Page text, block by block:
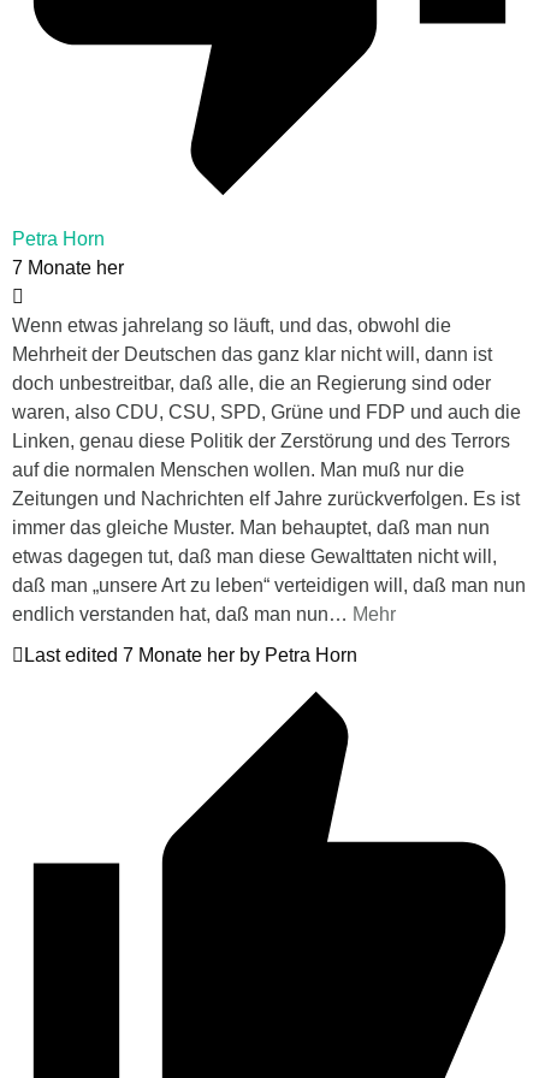
Petra Horn
7 Monate her
Wenn etwas jahrelang so läuft, und das, obwohl die
Mehrheit der Deutschen das ganz klar nicht will, dann ist
doch unbestreitbar, daß alle, die an Regierung sind oder
waren, also CDU, CSU, SPD, Grüne und FDP und auch die
Linken, genau diese Politik der Zerstörung und des Terrors
auf die normalen Menschen wollen. Man muß nur die
Zeitungen und Nachrichten elf Jahre zurückverfolgen. Es ist
immer das gleiche Muster. Man behauptet, daß man nun
etwas dagegen tut, daß man diese Gewalttaten nicht will,
daß man „unsere Art zu leben“ verteidigen will, daß man nun
endlich verstanden hat, daß man nun… Mehr
Last edited 7 Monate her by Petra Horn